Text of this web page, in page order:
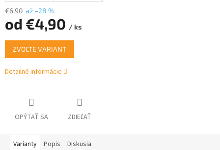
€6,90 až –28 %
od €4,90 / ks
Jednotková
cena:
ZVOĽTE VARIANT
Detailné informácie
OPÝTAŤ SA ZDIEĽAŤ
Varianty Popis Diskusia